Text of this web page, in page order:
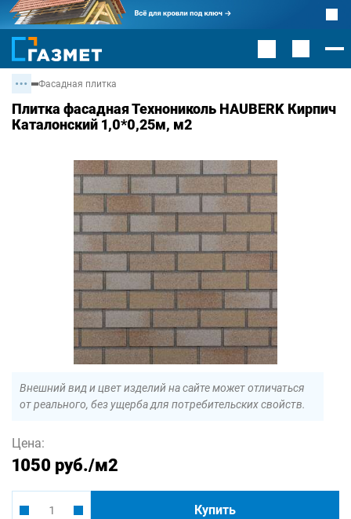
Фасадная плитка
Плитка фасадная Технониколь HAUBERK Кирпич
Каталонский 1,0*0,25м, м2
Внешний вид и цвет изделий на сайте может отличаться
от реального, без ущерба для потребительских свойств.
Цена:
1050 руб./м2
Купить